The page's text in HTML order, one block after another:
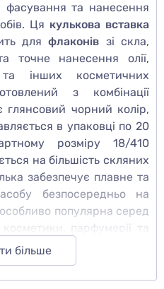
та нанесення
Ця кулькова вставка
дляфлаконів зі скла,
точне нанесення олії,
інших косметичних
з комбінації
глянсовий чорний колір,
в упаковці по 20
розміру 18/410
на більшість скляних
забезпечує плавне та
безпосередньо на
популярна серед
парфумерії та
дозволяє створювати
без зайвих витрат і
більше